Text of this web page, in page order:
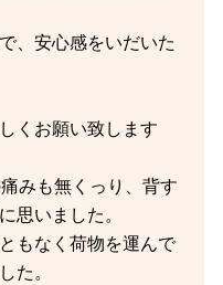
、安心感をいだいた
くお願い致します
みも無くっり、背す
思いました。
もなく荷物を運んで
た。